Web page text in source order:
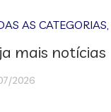
AS CATEGORIAS
mais notícias
2026